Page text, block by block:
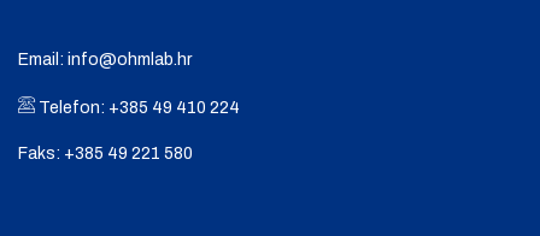
Email: info@ohmlab.hr
Telefon: +385 49 410 224
Faks: +385 49 221 580